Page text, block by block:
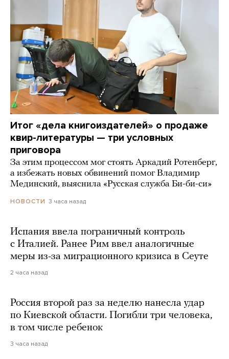
Итог «дела книгоиздателей» о продаже
квир-литературы — три условных
приговора
За этим процессом мог стоять Аркадий Ротенберг,
а избежать новых обвинений помог Владимир
Мединский, выяснила «Русская служба Би-би-си»
НОВОСТИ 3 часа назад
Испания ввела пограничный контроль
с Италией. Ранее Рим ввел аналогичные
меры из-за миграционного кризиса в Сеуте
2 часа назад
Россия второй раз за неделю нанесла удар
по Киевской области. Погибли три человека,
в том числе ребенок
3 часа назад